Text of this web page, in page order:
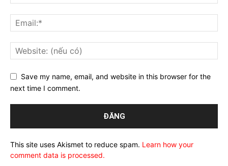
Save my name, email, and website in this browser for the
next time I comment.
This site uses Akismet to reduce spam. Learn how your
comment data is processed.